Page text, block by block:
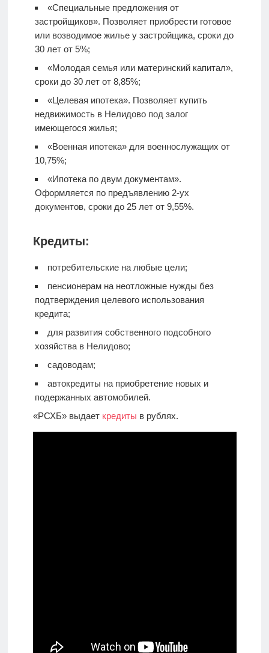
«Специальные предложения от
застройщиков». Позволяет приобрести готовое
или возводимое жилье у застройщика, сроки до
30 лет от 5%;
«Молодая семья или материнский капитал»,
сроки до 30 лет от 8,85%;
«Целевая ипотека». Позволяет купить
недвижимость в Нелидово под залог
имеющегося жилья;
«Военная ипотека» для военнослужащих от
10,75%;
«Ипотека по двум документам».
Оформляется по предъявлению 2-ух
документов, сроки до 25 лет от 9,55%.
Кредиты:
потребительские на любые цели;
пенсионерам на неотложные нужды без
подтверждения целевого использования
кредита;
для развития собственного подсобного
хозяйства в Нелидово;
садоводам;
автокредиты на приобретение новых и
подержанных автомобилей.
«РСХБ» выдает кредиты в рублях.